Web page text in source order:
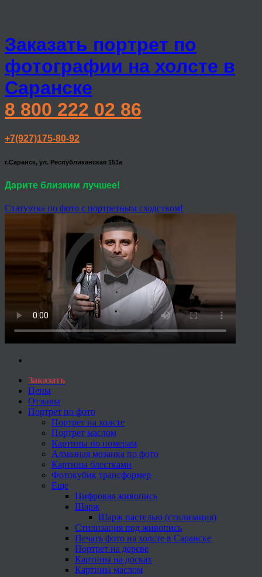
Заказать портрет по
фотографии на холсте в
Саранске
8 800 222 02 86
+7(927)175-80-92
г.Саранск, ул. Республиканская 151а
Дарите близким лучшее!
Статуэтка по фото с портретным сходством!
Заказать
Цены
Отзывы
Портрет по фото
Портрет на холсте
Портрет маслом
Картины по номерам
Алмазная мозаика по фото
Картины блестками
Фотокубик трансформер
Еще
Цифровая живопись
Шарж
Шарж пастелью (стилизация)
Стилизация под живопись
Печать фото на холсте в Саранске
Портрет на дереве
Картины на досках
Картины маслом